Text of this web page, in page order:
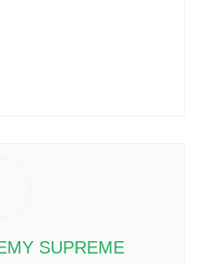
SUPREME